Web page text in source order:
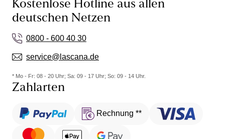
Kostenlose Hotline aus allen
deutschen Netzen
0800 - 600 40 30
service@lascana.de
* Mo - Fr: 08 - 20 Uhr; Sa: 09 - 17 Uhr; So: 09 - 14 Uhr.
Zahlarten
Rechnung **